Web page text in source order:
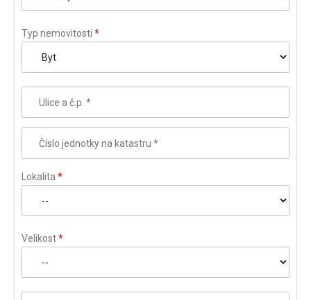
Typ nemovitosti *
Číslo jednotky na katastru
Lokalita *
Velikost*